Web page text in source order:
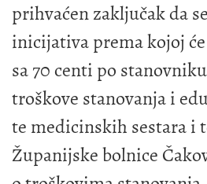
prihvaćen zaključak da
inicijativa prema kojoj
sa 70 centi po
troškove stanovanja i
te medicinskih sestara i
Županijske bolnice